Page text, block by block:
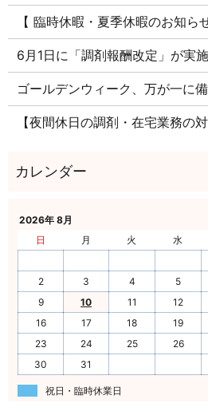
【 臨時休暇・夏季休暇のお知ら
6月1日に「調剤報酬改定」が実施
ゴールデンウィーク、万が一に
【夜間休日の調剤・在宅業務の対
2026年 8月
日
月 火 水
2
3 4 5
9
10 11 12
16
17 18 19
23
24 25 26
30
31
祝日・臨時休業日